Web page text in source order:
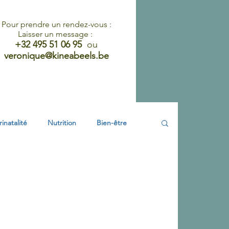
Pour prendre un rendez-vous :
Laisser un message :
+32 495 51 06 95 ou
veronique@kineabeels.be
Nutrition Bien-être